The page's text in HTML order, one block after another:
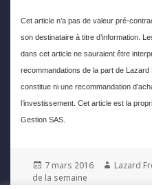
Cet article n’a pas de valeur pré-
son destinataire à titre d’information.
dans cet article ne sauraient être
recommandations de la part de
constitue ni une recommandation
l’investissement. Cet article est la
Gestion SAS.
Posted
on
7 mars 2016 Author
Lazard
de la semaine